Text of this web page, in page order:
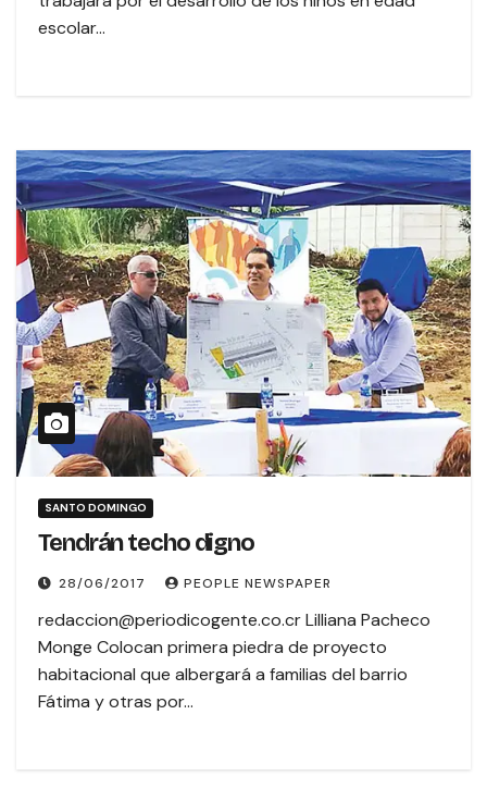
escolar…
SANTO DOMINGO
Tendrán techo digno
28/06/2017 PEOPLE NEWSPAPER
redaccion@periodicogente.co.cr Lilliana Pacheco
Monge Colocan primera piedra de proyecto
habitacional que albergará a familias del barrio
Fátima y otras por…